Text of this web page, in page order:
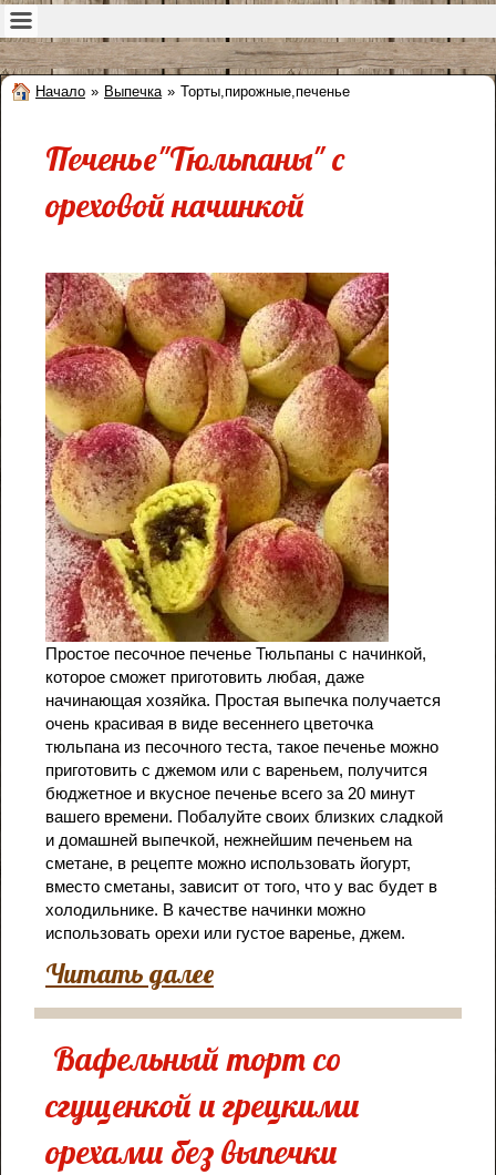
Начало » Выпечка » Торты,пирожные,печенье
Печенье"Тюльпаны" с
ореховой начинкой
Простое песочное печенье Тюльпаны с начинкой,
которое сможет приготовить любая, даже
начинающая хозяйка. Простая выпечка получается
очень красивая в виде весеннего цветочка
тюльпана из песочного теста, такое печенье можно
приготовить с джемом или с вареньем, получится
бюджетное и вкусное печенье всего за 20 минут
вашего времени. Побалуйте своих близких сладкой
и домашней выпечкой, нежнейшим печеньем на
сметане, в рецепте можно использовать йогурт,
вместо сметаны, зависит от того, что у вас будет в
холодильнике. В качестве начинки можно
использовать орехи или густое варенье, джем.
Читать далее
Вафельный торт со
сгущенкой и грецкими
орехами без выпечки